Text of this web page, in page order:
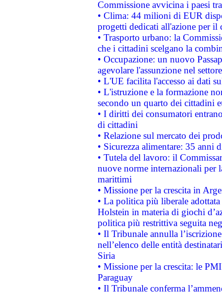
Commissione avvicina i paesi
• Clima: 44 milioni di EUR
progetti dedicati all'azione per il
• Trasporto urbano: la
che i cittadini scelgano la
• Occupazione: un nuovo
agevolare l'assunzione nel
• L'UE facilita l'accesso ai dati
• L'istruzione e la formazione
secondo un quarto dei cittadini
• I diritti dei consumatori
di cittadini
• Relazione sul mercato dei
• Sicurezza alimentare: 35 anni
• Tutela del lavoro: il
nuove norme internazionali per
marittimi
• Missione per la crescita in
• La politica più liberale
Holstein in materia di giochi
politica più restrittiva seguita
• Il Tribunale annulla
nell’elenco delle entità
Siria
• Missione per la crescita: le
Paraguay
• Il Tribunale conferma